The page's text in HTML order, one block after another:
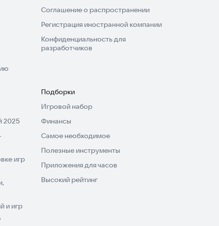
Соглашение о распространении
Регистрация иностранной компании
Конфиденциальность для
разработчиков
2025
игр
и игр
Подборки
Игровой набор
Финансы
Самое необходимое
Полезные инструменты
Приложения для часов
Высокий рейтинг